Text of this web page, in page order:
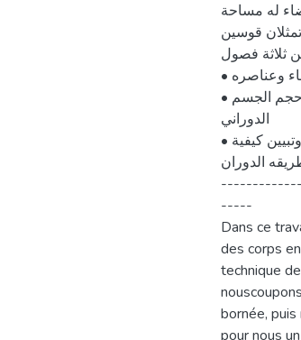
له مساحة
قوسين.
ثلاثة فصول:
• الفصل الاول وهو تذكير ومفاهيم عامة حول الدوران في مستوي والفضاء وعناصره
• الفصل الثاني وهو لب المذكرة وهو استنباط عبارة او قانون لمساحة وحجم الجسم
الدوراني
• الفصل الثالث وهو عرض بعض الاجسام اللولبية المعروفة والمشهورة وتبيين كيفية
الدوران
-----
Dans ce
des corps
technique
bornée,
pour nous